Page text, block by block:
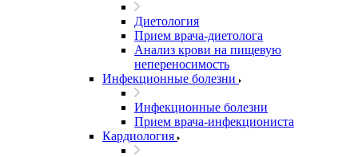
Диетология
Прием врача-диетолога
Анализ крови на пищевую
непереносимость
Инфекционные болезни
Инфекционные болезни
Прием врача-инфекциониста
Кардиология